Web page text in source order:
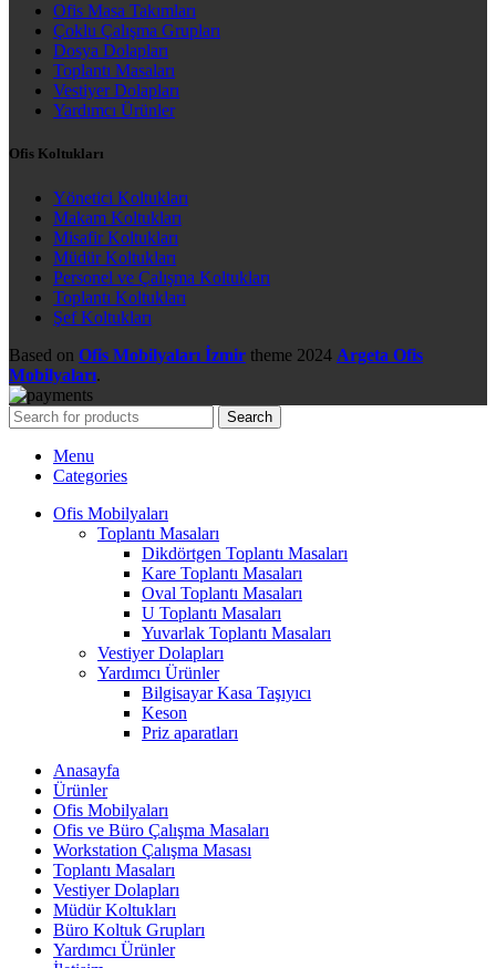
Ofis Masa Takımları
Çoklu Çalışma Grupları
Dosya Dolapları
Toplantı Masaları
Vestiyer Dolapları
Yardımcı Ürünler
Ofis Koltukları
Yönetici Koltukları
Makam Koltukları
Misafir Koltukları
Müdür Koltukları
Personel ve Çalışma Koltukları
Toplantı Koltukları
Şef Koltukları
Based on Ofis Mobilyaları İzmir theme 2024 Argeta Ofis
Mobilyaları.
Search
Menu
Categories
Ofis Mobilyaları
Toplantı Masaları
Dikdörtgen Toplantı Masaları
Kare Toplantı Masaları
Oval Toplantı Masaları
U Toplantı Masaları
Yuvarlak Toplantı Masaları
Vestiyer Dolapları
Yardımcı Ürünler
Bilgisayar Kasa Taşıyıcı
Keson
Priz aparatları
Anasayfa
Ürünler
Ofis Mobilyaları
Ofis ve Büro Çalışma Masaları
Workstation Çalışma Masası
Toplantı Masaları
Vestiyer Dolapları
Müdür Koltukları
Büro Koltuk Grupları
Yardımcı Ürünler